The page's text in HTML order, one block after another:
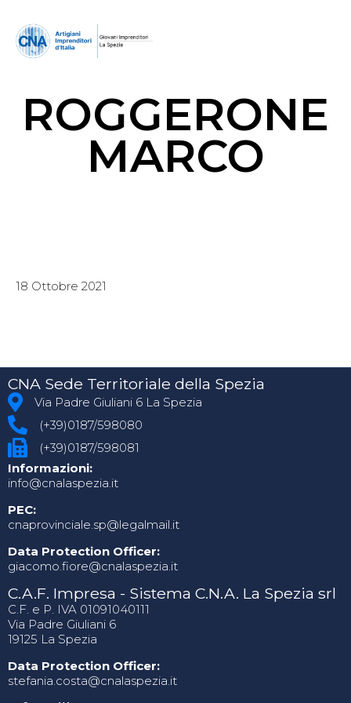
ROGGERONE
MARCO
18 Ottobre 2021
CNA Sede Territoriale della Spezia
Via Padre Giuliani 6 La Spezia
(+39)0187/598080
(+39)0187/598081
Informazioni:
info@cnalaspezia.it
PEC:
cnaprovinciale.sp@legalmail.it
Data Protection Officer:
giacomo.fiore@cnalaspezia.it
C.A.F. Impresa - Sistema C.N.A. La Spezia srl
C.F. e P. IVA 01091040111
Via Padre Giuliani 6
19125 La Spezia
Data Protection Officer:
stefania.costa@cnalaspezia.it